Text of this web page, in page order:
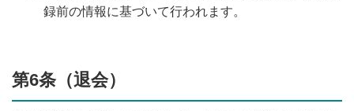
録前の情報に基づいて行われます。
第6条（退会）